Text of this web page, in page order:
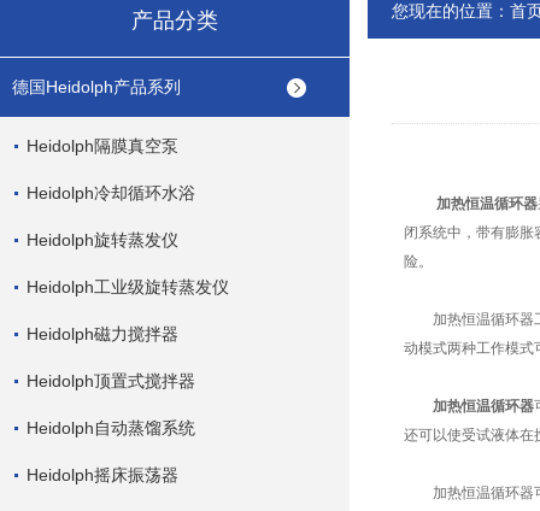
产品分类
德国Heidolph产品系列
Heidolph隔膜真空泵
Heidolph冷却循环水浴
Heidolph旋转蒸发仪
Heidolph工业级旋转蒸发仪
Heidolph磁力搅拌器
Heidolph顶置式搅拌器
Heidolph自动蒸馏系统
Heidolph摇床振荡器
您现在的位置： 首
加热恒温循环器
闭系统中，带有膨
险。
加热恒温循环器工
动模式两种工作模式
加热恒温循环器
还可以使受试液体在
加热恒温循环器可